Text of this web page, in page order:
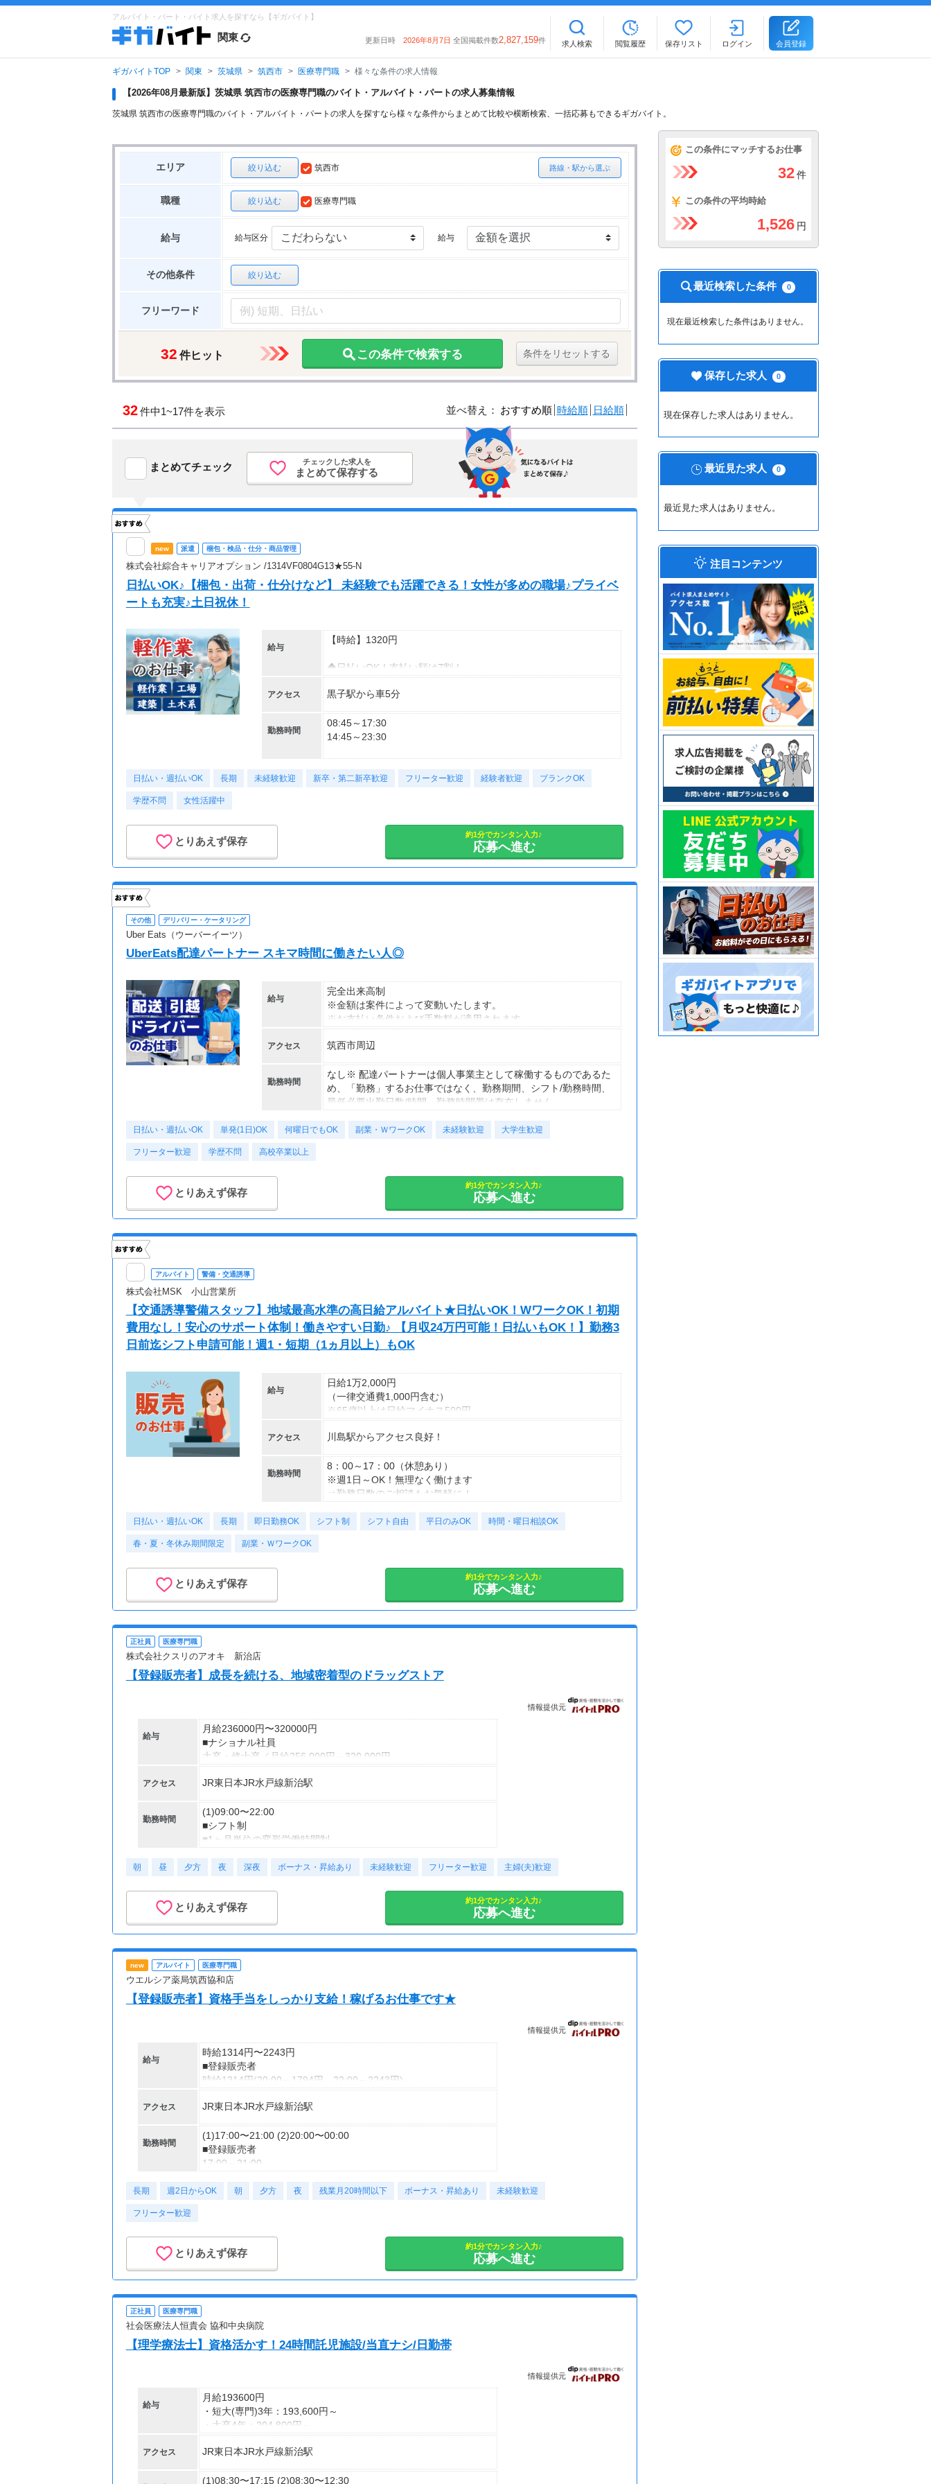
アルバイト・パート・バイト求人を探すなら【ギガバイト】
関東 更新日時 2026年8月7日 全国掲載件数2,827,159件 求人検索 閲覧履歴 保存リスト ログイン 会員登録
ギガバイトTOP 関東 茨城県 筑西市 医療専門職 様々な条件の求人情報
【2026年08月最新版】茨城県 筑西市の医療専門職のバイト・アルバイト・パートの求人募集情報
茨城県 筑西市の医療専門職のバイト・アルバイト・パートの求人を探すなら様々な条件からまとめて比較や横断検索、一括応募もできるギガバイト。
エリア 絞り込む 路線・駅から選ぶ
筑西市
職種 絞り込む 医療専門職
給与 給与区分 給与
その他条件 絞り込む
フリーワード
32 件ヒット この条件で検索する 条件をリセットする
32件中1~17件を表示 並べ替え： おすすめ順 時給順 日給順
まとめてチェック チェックした求人を
まとめて保存する
new 派遣 梱包・検品・仕分・商品管理
株式会社綜合キャリアオプション /1314VF0804G13★55-N
日払いOK♪【梱包・出荷・仕分けなど】 未経験でも活躍できる！女性が多めの職場♪プライベ
ートも充実♪土日祝休！
給与
【時給】1320円
◆日払いOK！支払い額は7割！
アクセス 黒子駅から車5分
勤務時間
08:45～17:30
14:45～23:30
土日祝日 休日
あり(月10時間以上)
日払い・週払いOK 長期 未経験歓迎 新卒・第二新卒歓迎 フリーター歓迎 経験者歓迎 ブランクOK
学歴不問 女性活躍中
とりあえず保存
約1分でカンタン入力♪
応募へ進む
その他 デリバリー・ケータリング
Uber Eats（ウーバーイーツ）
UberEats配達パートナー スキマ時間に働きたい人◎
給与
完全出来高制
※金額は案件によって変動いたします。
※お支払い条件および手数料が適用されます
アクセス 筑西市周辺
勤務時間
なし※ 配達パートナーは個人事業主として稼働するものであるた
め、「勤務」するお仕事ではなく、勤務期間、シフト/勤務時間、
最低必要出勤日数/時間、勤務時間帯は存在しません。
日払い・週払いOK 単発(1日)OK 何曜日でもOK 副業・ＷワークOK 未経験歓迎 大学生歓迎
フリーター歓迎 学歴不問 高校卒業以上
とりあえず保存
約1分でカンタン入力♪
応募へ進む
アルバイト 警備・交通誘導
株式会社MSK 小山営業所
【交通誘導警備スタッフ】地域最高水準の高日給アルバイト★日払いOK！WワークOK！初期
費用なし！安心のサポート体制！働きやすい日勤♪ 【月収24万円可能！日払いもOK！】勤務3
日前迄シフト申請可能！週1・短期（1ヵ月以上）もOK
給与
日給1万2,000円
（一律交通費1,000円含む）
※65歳以上は日給マイナス500円
---
■交通誘導2級以上の資格をお持ちの方は
日給1万2,000円
（一律交通費1,000円含む）
※70歳以上は日給マイナス1,000円
■65歳～69歳迄では他の年代と同じ現場でも
安全面・体力面の考慮により比較的低負荷の業務、
70歳以降では低負荷業務や季節により
月収24万円可能
アクセス 川島駅からアクセス良好！
勤務時間
8：00～17：00（休憩あり）
※週1日～OK！無理なく働けます
⇒勤務日数のご相談もお気軽に！
＜様々な働き方が可能＆歓迎＞
日払い・週払いOK 長期 即日勤務OK シフト制 シフト自由 平日のみOK 時間・曜日相談OK
春・夏・冬休み期間限定 副業・ＷワークOK
とりあえず保存
約1分でカンタン入力♪
応募へ進む
正社員 医療専門職
株式会社クスリのアオキ 新治店
【登録販売者】成長を続ける、地域密着型のドラッグストア
情報提供元
給与
月給236000円〜320000円
■ナショナル社員
大卒・修士卒／月給256,000円～320,000円
高校・短大・専門卒／月給236,000円～320,000円
～年収例～
年収356万円／入社1年目
年収500万円／入社3年目・店長
年収900万円／入社10年目・課長
【交通費】
アクセス JR東日本JR水戸線新治駅
勤務時間
(1)09:00〜22:00
■シフト制
■1ヶ月単位の変形労働時間制
※営業時間は店舗により異なる
朝 昼 夕方 夜 深夜 ボーナス・昇給あり 未経験歓迎 フリーター歓迎 主婦(夫)歓迎
とりあえず保存
約1分でカンタン入力♪
応募へ進む
new アルバイト 医療専門職
ウエルシア薬局筑西協和店
【登録販売者】資格手当をしっかり支給！稼げるお仕事です★
情報提供元
給与
時給1314円〜2243円
■登録販売者
時給1314円(20:00～1794円、22:00～2243円)
※深夜割増含む
【研修時給】
時給1254円(20:00～1284円、22:00～1605円)
※深夜割増含む
（大学生は＋20円まで）
一部支給
アクセス JR東日本JR水戸線新治駅
勤務時間
(1)17:00〜21:00 (2)20:00〜00:00
■登録販売者
17:00～21:00
※高校卒業以上
※応募状況によって、シフトや勤務時間のご相談をさせて頂く可能
性がございます。
長期 週2日からOK 朝 夕方 夜 残業月20時間以下 ボーナス・昇給あり 未経験歓迎
フリーター歓迎
とりあえず保存
約1分でカンタン入力♪
応募へ進む
正社員 医療専門職
社会医療法人恒貴会 協和中央病院
【理学療法士】資格活かす！24時間託児施設/当直ナシ/日勤帯
情報提供元
給与
月給193600円
・短大(専門)3年：193,600円～
・大卒4年：204,800円～
■上記給与に一律手当含む
《手当》※当院規定による
アクセス JR東日本JR水戸線新治駅
(1)08:30〜17:15 (2)08:30〜12:30
この条件にマッチするお仕事
32 件
この条件の平均時給
1,526 円
最近検索した条件 0
現在最近検索した条件はありません。
保存した求人 0
現在保存した求人はありません。
最近見た求人 0
最近見た求人はありません。
注目コンテンツ